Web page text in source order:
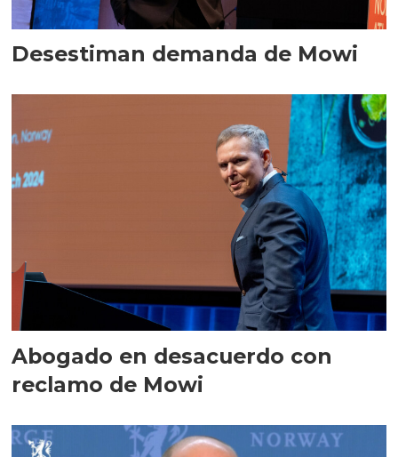
Desestiman demanda de Mowi
Abogado en desacuerdo con
reclamo de Mowi